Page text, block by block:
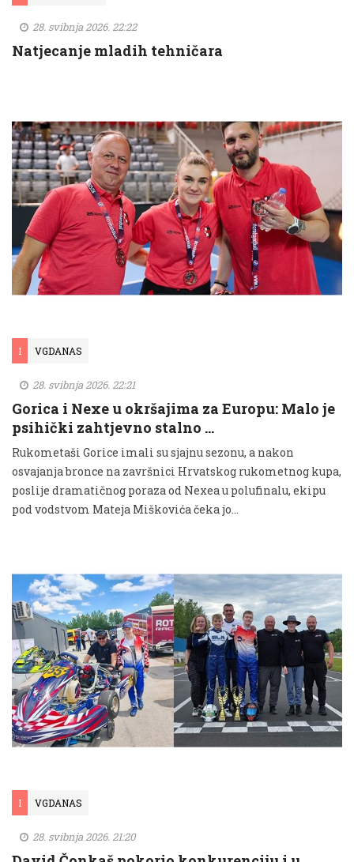
28. svibnja 2026. 22:22
Natjecanje mladih tehničara
I VGDANAS
28. svibnja 2026. 22:21
Gorica i Nexe u okršajima za Europu: Malo je
psihički zahtjevno stalno …
Rukometaši Gorice imali su sjajnu sezonu, a nakon
osvajanja bronce na završnici Hrvatskog rukometnog kupa,
poslije dramatičnog poraza od Nexea u polufinalu, ekipu
pod vodstvom Mateja Miškovića čeka jo...
I VGDANAS
28. svibnja 2026. 21:20